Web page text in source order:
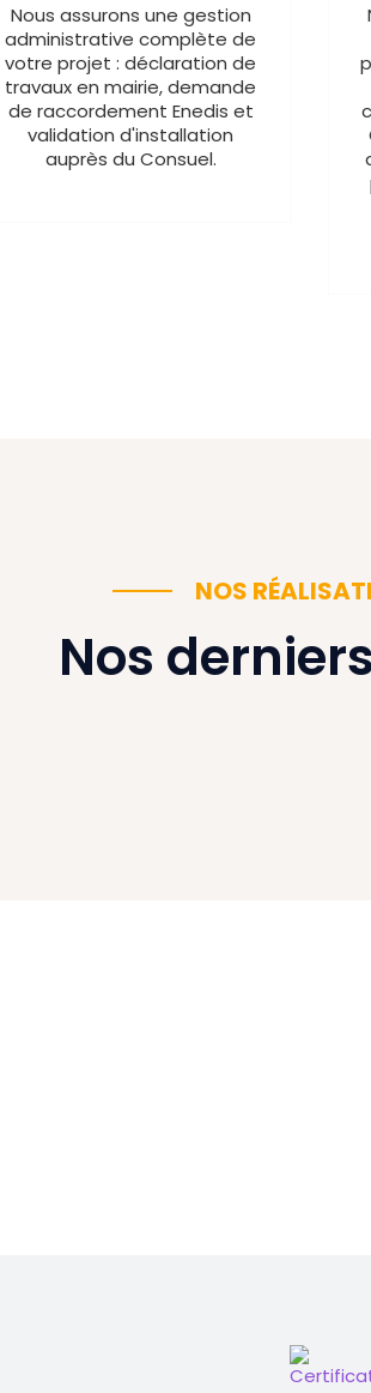
Nous assurons une gestion
administrative complète de
votre projet : déclaration de
travaux en mairie, demande
de raccordement Enedis et
validation d'installation
auprès du Consuel.
NOS
Nos